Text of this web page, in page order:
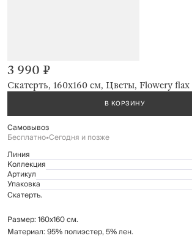
Скатерть, 160х160 см, Цветы, Flowery flax
3 990 ₽
В КОРЗИНУ
Самовывоз
Бесплатно•Сегодня и позже
Линия
Коллекция
Артикул
Упаковка
Скатерть.
Размер: 160х160 см.
Материал: 95% полиэстер, 5% лен.